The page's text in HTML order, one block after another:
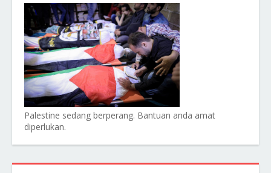
Palestine sedang berperang. Bantuan anda amat
diperlukan.